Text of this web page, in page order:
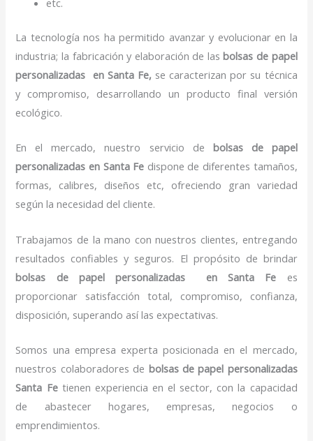
etc.
La tecnología nos ha permitido avanzar y evolucionar en la
industria; la fabricación y elaboración de lasbolsas de papel
personalizadas en Santa Fe, se caracterizan por su técnica
y compromiso, desarrollando un producto final versión
ecológico.
En el mercado, nuestro servicio de bolsas de papel
personalizadas en Santa Fe dispone de diferentes tamaños,
formas, calibres, diseños etc, ofreciendo gran variedad
según la necesidad del cliente.
Trabajamos de la mano con nuestros clientes, entregando
resultados confiables y seguros. El propósito de brindar
bolsas de papel personalizadas en Santa Fe es
proporcionar satisfacción total, compromiso, confianza,
disposición, superando así las expectativas.
Somos una empresa experta posicionada en el mercado,
nuestros colaboradores de bolsas de papel personalizadas
Santa Fe tienen experiencia en el sector, con la capacidad
de abastecer hogares, empresas, negocios o
emprendimientos.